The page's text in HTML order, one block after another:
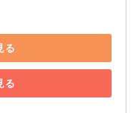
る
る